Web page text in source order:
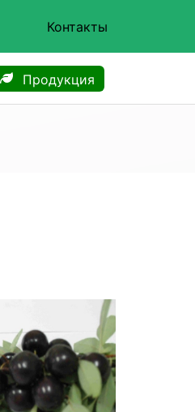
Контакты
Продукция